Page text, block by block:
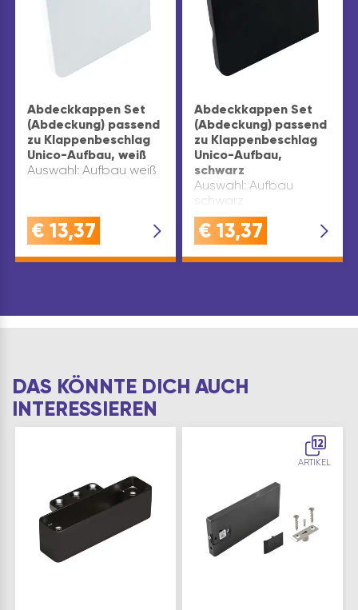
Abdeckkappen Set
(Abdeckung) passend
zu Klappenbeschlag
Unico-Aufbau, weiß
Auswahl: Aufbau weiß
€ 13,37
Abdeckkappen Set
(Abdeckung) passend
zu Klappenbeschlag
Unico-Aufbau,
schwarz
Auswahl: Aufbau
schwarz
€ 13,37
DAS KÖNNTE DICH AUCH
INTERESSIEREN
12
ARTIKEL